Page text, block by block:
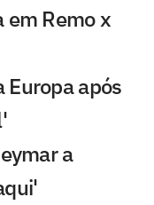
em Remo x
Europa após
a